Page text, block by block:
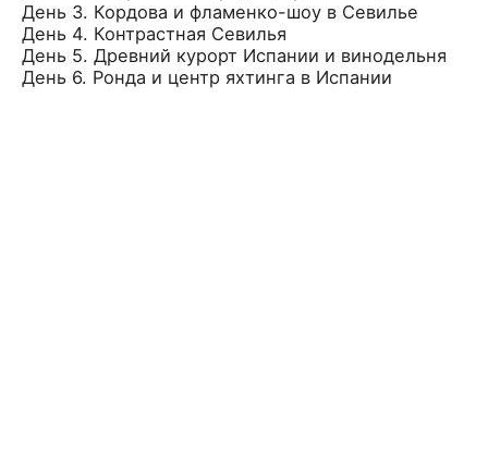
День 3. Кордова и фламенко-шоу в Севилье
День 4. Контрастная Севилья
День 5. Древний курорт Испании и винодельня
День 6. Ронда и центр яхтинга в Испании